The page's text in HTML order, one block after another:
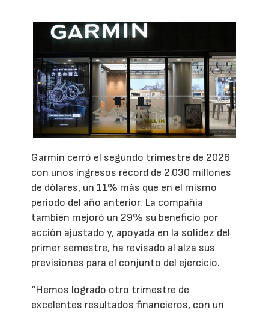
Garmin cerró el segundo trimestre de 2026
con unos ingresos récord de 2.030 millones
de dólares, un 11% más que en el mismo
periodo del año anterior. La compañía
también mejoró un 29% su beneficio por
acción ajustado y, apoyada en la solidez del
primer semestre, ha revisado al alza sus
previsiones para el conjunto del ejercicio.
“Hemos logrado otro trimestre de
excelentes resultados financieros, con un